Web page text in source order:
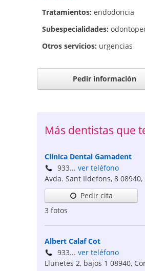
Tratamientos: endodoncia
Subespecialidades:
Otros servicios: urgencias
Pedir información
Más dentistas que
Clínica Dental Gamadent
933... ver teléfono
Avda. Sant Ildefons, 8 08940,
Pedir cita
3 fotos
Albert Calaf Cot
933... ver teléfono
Llunetes 2, bajos 1 08940,